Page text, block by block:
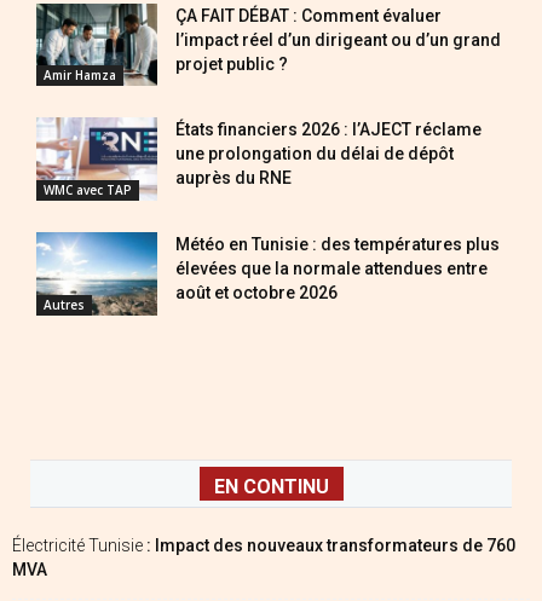
Amir Hamza
ÇA FAIT DÉBAT : Comment évaluer
l’impact réel d’un dirigeant ou d’un grand
projet public ?
WMC avec TAP
États financiers 2026 : l’AJECT réclame
une prolongation du délai de dépôt
auprès du RNE
Autres
Météo en Tunisie : des températures plus
élevées que la normale attendues entre
août et octobre 2026
EN CONTINU
Électricité Tunisie : Impact des nouveaux transformateurs de 760
MVA